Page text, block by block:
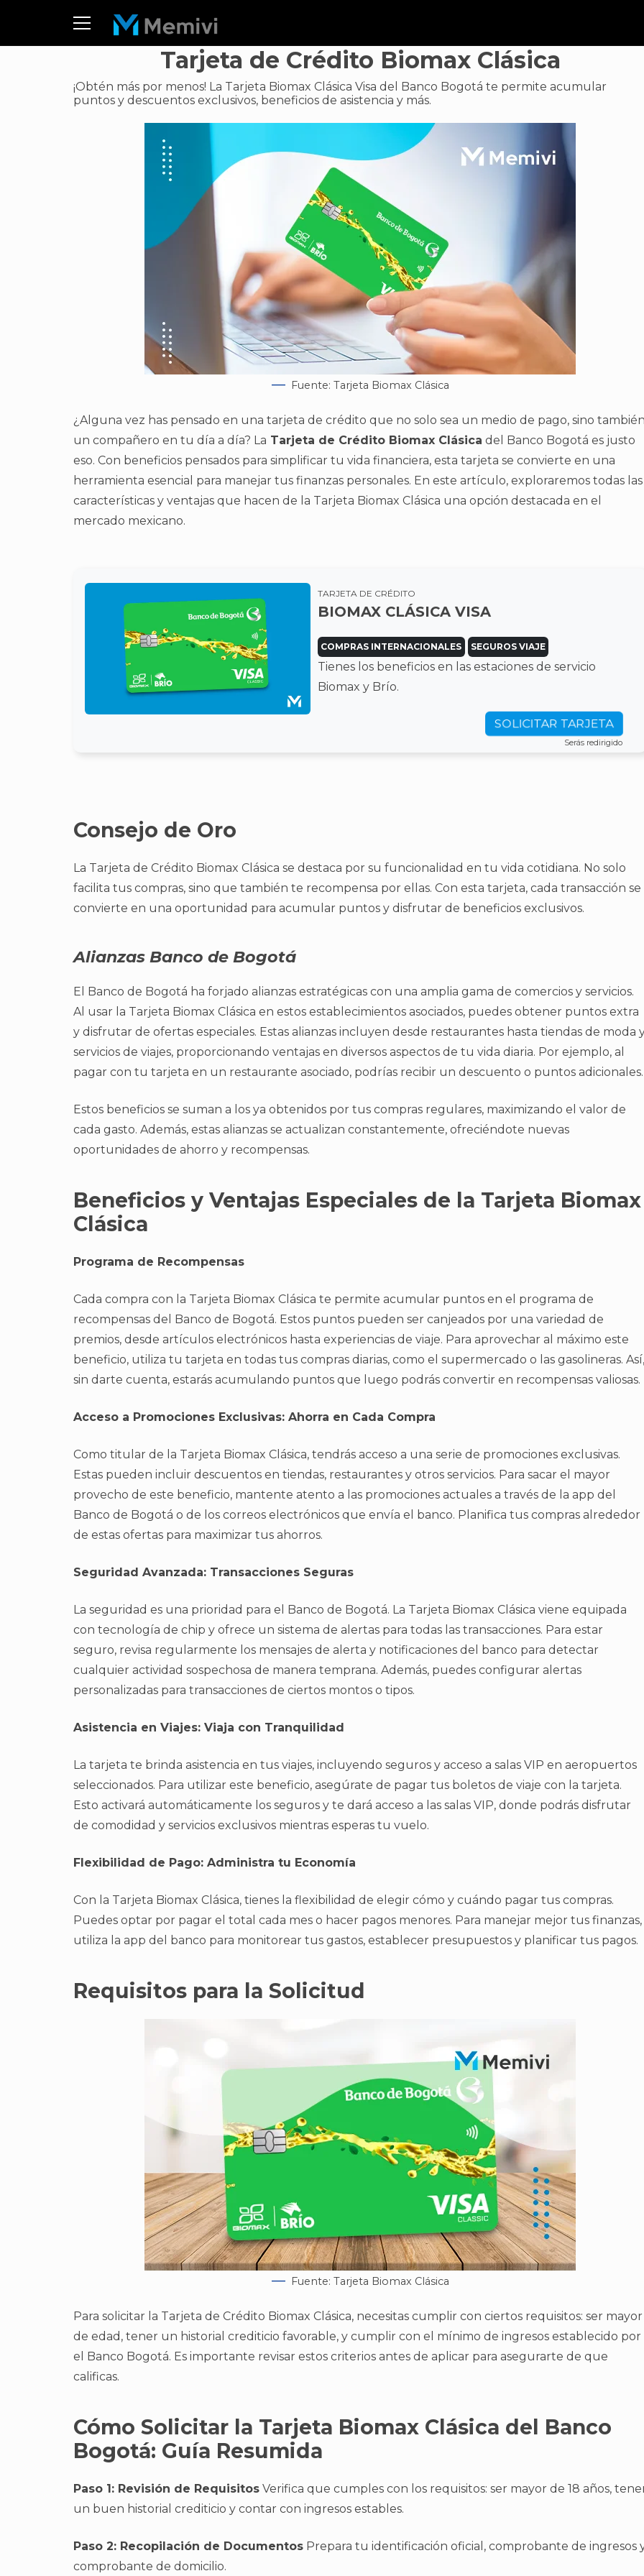
Tarjeta de Crédito Biomax Clásica
¡Obtén más por menos! La Tarjeta Biomax Clásica Visa del Banco Bogotá te permite acumular
puntos y descuentos exclusivos, beneficios de asistencia y más.
Fuente: Tarjeta Biomax Clásica
¿Alguna vez has pensado en una tarjeta de crédito que no solo sea un medio de pago, sino
un compañero en tu día a día? La Tarjeta de Crédito Biomax Clásica del Banco Bogotá es justo
eso. Con beneficios pensados para simplificar tu vida financiera, esta tarjeta se convierte en una
herramienta esencial para manejar tus finanzas personales. En este artículo, exploraremos todas las
características y ventajas que hacen de la Tarjeta Biomax Clásica una opción destacada en el
mercado mexicano.
TARJETA DE CRÉDITO
BIOMAX CLÁSICA VISA
COMPRAS INTERNACIONALES SEGUROS VIAJE
Tienes los beneficios en las estaciones de servicio
Biomax y Brío.
SOLICITAR TARJETA
Serás redirigido
Consejo de Oro
La Tarjeta de Crédito Biomax Clásica se destaca por su funcionalidad en tu vida cotidiana. No solo
facilita tus compras, sino que también te recompensa por ellas. Con esta tarjeta, cada transacción se
convierte en una oportunidad para acumular puntos y disfrutar de beneficios exclusivos.
Alianzas Banco de Bogotá
El Banco de Bogotá ha forjado alianzas estratégicas con una amplia gama de comercios y servicios.
Al usar la Tarjeta Biomax Clásica en estos establecimientos asociados, puedes obtener puntos extra
y disfrutar de ofertas especiales. Estas alianzas incluyen desde restaurantes hasta tiendas de moda
servicios de viajes, proporcionando ventajas en diversos aspectos de tu vida diaria. Por ejemplo, al
pagar con tu tarjeta en un restaurante asociado, podrías recibir un descuento o puntos adicionales.
Estos beneficios se suman a los ya obtenidos por tus compras regulares, maximizando el valor de
cada gasto. Además, estas alianzas se actualizan constantemente, ofreciéndote nuevas
oportunidades de ahorro y recompensas.
Beneficios y Ventajas Especiales de la Tarjeta Biomax
Clásica
Programa de Recompensas
Cada compra con la Tarjeta Biomax Clásica te permite acumular puntos en el programa de
recompensas del Banco de Bogotá. Estos puntos pueden ser canjeados por una variedad de
premios, desde artículos electrónicos hasta experiencias de viaje. Para aprovechar al máximo este
beneficio, utiliza tu tarjeta en todas tus compras diarias, como el supermercado o las gasolineras. Así,
sin darte cuenta, estarás acumulando puntos que luego podrás convertir en recompensas valiosas.
Acceso a Promociones Exclusivas: Ahorra en Cada Compra
Como titular de la Tarjeta Biomax Clásica, tendrás acceso a una serie de promociones exclusivas.
Estas pueden incluir descuentos en tiendas, restaurantes y otros servicios. Para sacar el mayor
provecho de este beneficio, mantente atento a las promociones actuales a través de la app del
Banco de Bogotá o de los correos electrónicos que envía el banco. Planifica tus compras alrededor
de estas ofertas para maximizar tus ahorros.
Seguridad Avanzada: Transacciones Seguras
La seguridad es una prioridad para el Banco de Bogotá. La Tarjeta Biomax Clásica viene equipada
con tecnología de chip y ofrece un sistema de alertas para todas las transacciones. Para estar
seguro, revisa regularmente los mensajes de alerta y notificaciones del banco para detectar
cualquier actividad sospechosa de manera temprana. Además, puedes configurar alertas
personalizadas para transacciones de ciertos montos o tipos.
Asistencia en Viajes: Viaja con Tranquilidad
La tarjeta te brinda asistencia en tus viajes, incluyendo seguros y acceso a salas VIP en aeropuertos
seleccionados. Para utilizar este beneficio, asegúrate de pagar tus boletos de viaje con la tarjeta.
Esto activará automáticamente los seguros y te dará acceso a las salas VIP, donde podrás disfrutar
de comodidad y servicios exclusivos mientras esperas tu vuelo.
Flexibilidad de Pago: Administra tu Economía
Con la Tarjeta Biomax Clásica, tienes la flexibilidad de elegir cómo y cuándo pagar tus compras.
Puedes optar por pagar el total cada mes o hacer pagos menores. Para manejar mejor tus finanzas,
utiliza la app del banco para monitorear tus gastos, establecer presupuestos y planificar tus pagos.
Requisitos para la Solicitud
Fuente: Tarjeta Biomax Clásica
Para solicitar la Tarjeta de Crédito Biomax Clásica, necesitas cumplir con ciertos requisitos: ser mayor
de edad, tener un historial crediticio favorable, y cumplir con el mínimo de ingresos establecido por
el Banco Bogotá. Es importante revisar estos criterios antes de aplicar para asegurarte de que
calificas.
Cómo Solicitar la Tarjeta Biomax Clásica del Banco
Bogotá: Guía Resumida
Paso 1: Revisión de Requisitos Verifica que cumples con los requisitos: ser mayor de 18 años,
un buen historial crediticio y contar con ingresos estables.
Paso 2: Recopilación de Documentos Prepara tu identificación oficial, comprobante de ingresos
comprobante de domicilio.